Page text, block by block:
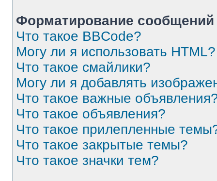
Форматирование
Что такое BBCode?
Могу ли я использовать HTML?
Что такое смайлики?
Могу ли я добавлять
Что такое важные
Что такое объявления?
Что такое прилепленные
Что такое закрытые темы?
Что такое значки тем?